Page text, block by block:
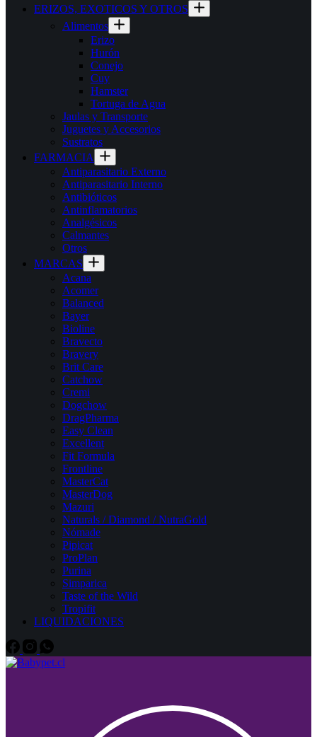
ERIZOS, EXOTICOS Y OTROS
Alimentos
Erizo
Hurón
Conejo
Cuy
Hamster
Tortuga de Agua
Jaulas y Transporte
Juguetes y Accesorios
Sustratos
FARMACIA
Antiparasitario Externo
Antiparasitario Interno
Antibióticos
Antinflamatorios
Analgésicos
Calmantes
Otros
MARCAS
Acana
Acomer
Balanced
Bayer
Bioline
Bravecto
Bravery
Brit Care
Catchow
Cremi
Dogchow
DragPharma
Easy Clean
Excellent
Fit Formula
Frontline
MasterCat
MasterDog
Mazuri
Naturals / Diamond / NutraGold
Nómade
Pipicat
ProPlan
Purina
Simparica
Taste of the Wild
Tropifit
LIQUIDACIONES